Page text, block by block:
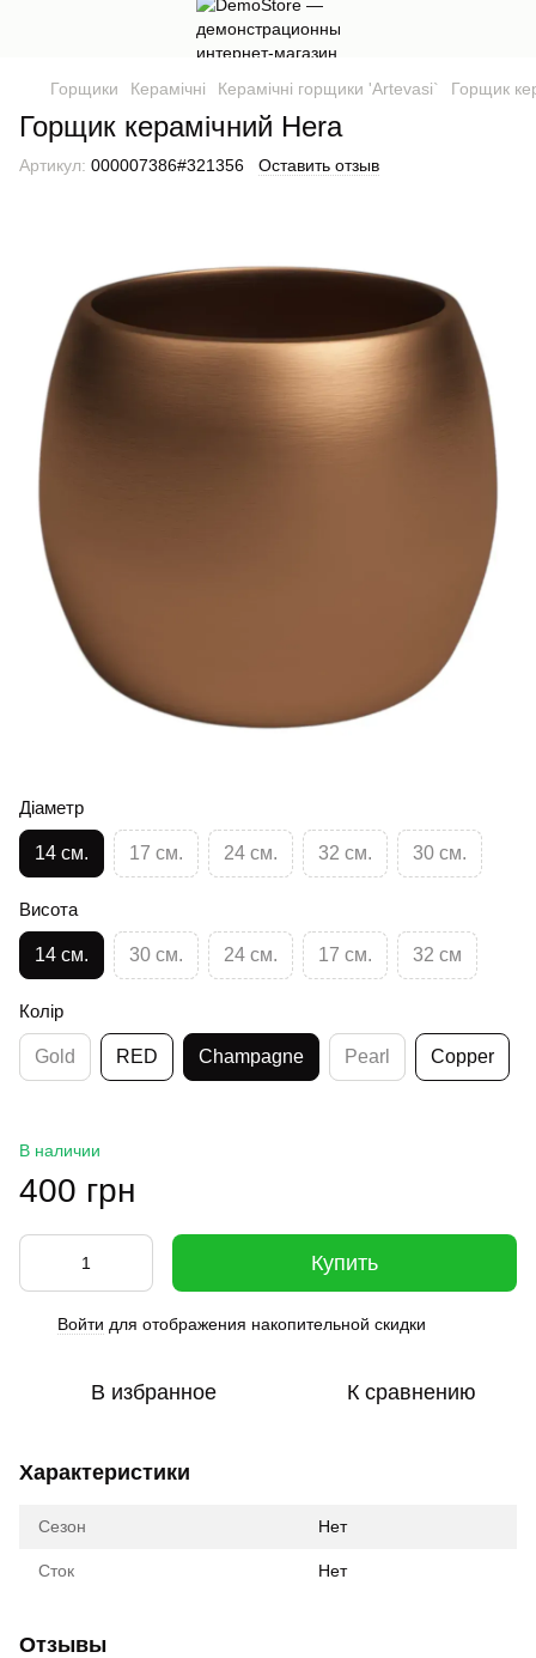
Горщики Керамічні Керамічні горщики 'Artevasi` Горщик
Горщик керамічний Hera
Артикул: 000007386#321356 Оставить отзыв
Діаметр
14 см. 17 см. 24 см. 32 см. 30 см.
Висота
14 см. 30 см. 24 см. 17 см. 32 см
Колір
Gold RED Champagne Pearl Copper
В наличии
400 грн
Купить
Войти для отображения накопительной скидки
В избранное К сравнению
Характеристики
Сезон Нет
Сток Нет
Отзывы